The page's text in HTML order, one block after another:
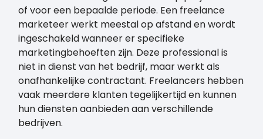
of voor een bepaalde periode. Een freelance
marketeer werkt meestal op afstand en wordt
ingeschakeld wanneer er specifieke
marketingbehoeften zijn. Deze professional is
niet in dienst van het bedrijf, maar werkt als
onafhankelijke contractant. Freelancers hebben
vaak meerdere klanten tegelijkertijd en kunnen
hun diensten aanbieden aan verschillende
bedrijven.